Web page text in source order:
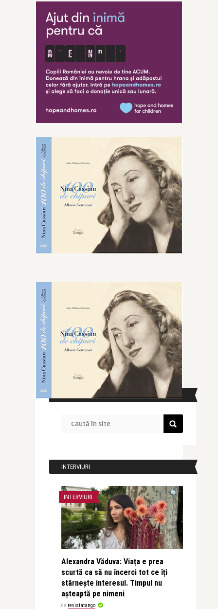
CAUTĂ ÎN SITE
INTERVIURI
INTERVIURI
Alexandra Văduva: Viața e prea
scurtă ca să nu încerci tot ce îți
stârnește interesul. Timpul nu
așteaptă pe nimeni
de revistatango